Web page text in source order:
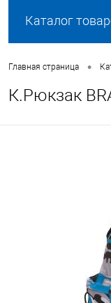
Каталог
Главная страница •
К.Рюкзак